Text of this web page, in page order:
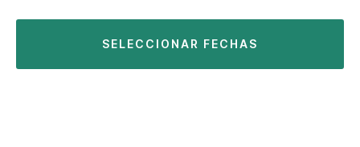
SELECCIONAR FECHAS